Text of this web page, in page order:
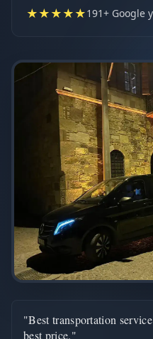
★★★★★191+ Google
"Best transportation
best price."